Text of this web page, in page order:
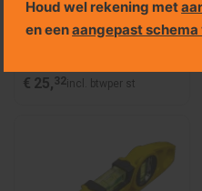
Talen Tools Dulspade
€ 25, 32incl. btwper st
Houd wel rekening met
en eenaangepast